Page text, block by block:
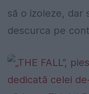
să o izoleze, dar
descurca pe